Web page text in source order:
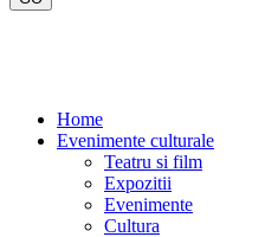
Home
Evenimente culturale
Teatru si film
Expozitii
Evenimente
Cultura